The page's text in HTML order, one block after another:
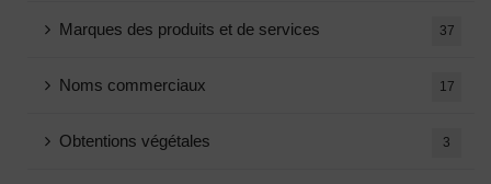
Marques des produits et de services 37
Noms commerciaux 17
Obtentions végétales 3